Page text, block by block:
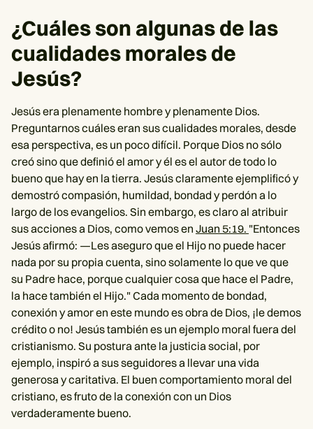
¿Cuáles son algunas de las
cualidades morales de
Jesús?
Jesús era plenamente hombre y plenamente Dios.
Preguntarnos cuáles eran sus cualidades morales, desde
esa perspectiva, es un poco difícil. Porque Dios no sólo
creó sino que definió el amor y él es el autor de todo lo
bueno que hay en la tierra. Jesús claramente ejemplificó y
demostró compasión, humildad, bondad y perdón a lo
largo de los evangelios. Sin embargo, es claro al atribuir
sus acciones a Dios, como vemos en Juan 5:19. "Entonces
Jesús afirmó: —Les aseguro que el Hijo no puede hacer
nada por su propia cuenta, sino solamente lo que ve que
su Padre hace, porque cualquier cosa que hace el Padre,
la hace también el Hijo." Cada momento de bondad,
conexión y amor en este mundo es obra de Dios, ¡le demos
crédito o no! Jesús también es un ejemplo moral fuera del
cristianismo. Su postura ante la justicia social, por
ejemplo, inspiró a sus seguidores a llevar una vida
generosa y caritativa. El buen comportamiento moral del
cristiano, es fruto de la conexión con un Dios
verdaderamente bueno.